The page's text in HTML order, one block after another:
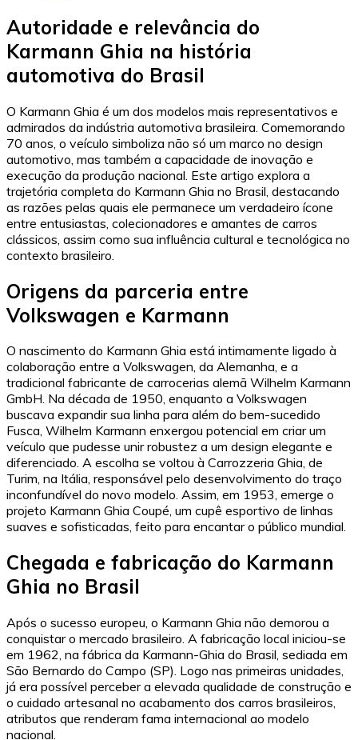
Autoridade e relevância do
Karmann Ghia na história
automotiva do Brasil
O Karmann Ghia é um dos modelos mais representativos e
admirados da indústria automotiva brasileira. Comemorando
70 anos, o veículo simboliza não só um marco no design
automotivo, mas também a capacidade de inovação e
execução da produção nacional. Este artigo explora a
trajetória completa do Karmann Ghia no Brasil, destacando
as razões pelas quais ele permanece um verdadeiro ícone
entre entusiastas, colecionadores e amantes de carros
clássicos, assim como sua influência cultural e tecnológica no
contexto brasileiro.
Origens da parceria entre
Volkswagen e Karmann
O nascimento do Karmann Ghia está intimamente ligado à
colaboração entre a Volkswagen, da Alemanha, e a
tradicional fabricante de carrocerias alemã Wilhelm Karmann
GmbH. Na década de 1950, enquanto a Volkswagen
buscava expandir sua linha para além do bem-sucedido
Fusca, Wilhelm Karmann enxergou potencial em criar um
veículo que pudesse unir robustez a um design elegante e
diferenciado. A escolha se voltou à Carrozzeria Ghia, de
Turim, na Itália, responsável pelo desenvolvimento do traço
inconfundível do novo modelo. Assim, em 1953, emerge o
projeto Karmann Ghia Coupé, um cupê esportivo de linhas
suaves e sofisticadas, feito para encantar o público mundial.
Chegada e fabricação do Karmann
Ghia no Brasil
Após o sucesso europeu, o Karmann Ghia não demorou a
conquistar o mercado brasileiro. A fabricação local iniciou-se
em 1962, na fábrica da Karmann-Ghia do Brasil, sediada em
São Bernardo do Campo (SP). Logo nas primeiras unidades,
já era possível perceber a elevada qualidade de construção e
o cuidado artesanal no acabamento dos carros brasileiros,
atributos que renderam fama internacional ao modelo
nacional.